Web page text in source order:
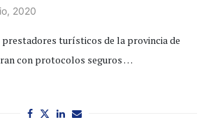
2020
turísticos de la provincia de
con protocolos seguros …